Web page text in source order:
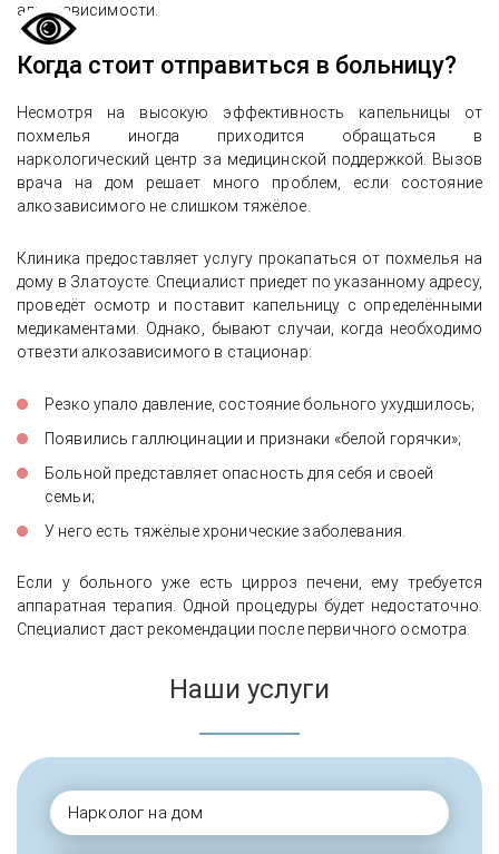
алкозависимости.
Когда стоит отправиться в больницу?
Несмотря на высокую эффективность капельницы от
похмелья иногда приходится обращаться в
наркологический центр за медицинской поддержкой. Вызов
врача на дом решает много проблем, если состояние
алкозависимого не слишком тяжёлое.
Клиника предоставляет услугу прокапаться от похмелья на
дому в Златоусте. Специалист приедет по указанному адресу,
проведёт осмотр и поставит капельницу с определёнными
медикаментами. Однако, бывают случаи, когда необходимо
отвезти алкозависимого в стационар:
Резко упало давление, состояние больного ухудшилось;
Появились галлюцинации и признаки «белой горячки»;
Больной представляет опасность для себя и своей
семьи;
У него есть тяжёлые хронические заболевания.
Если у больного уже есть цирроз печени, ему требуется
аппаратная терапия. Одной процедуры будет недостаточно.
Специалист даст рекомендации после первичного осмотра.
Наши услуги
Нарколог на дом